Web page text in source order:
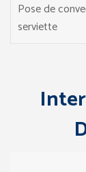
Pose de
serviette